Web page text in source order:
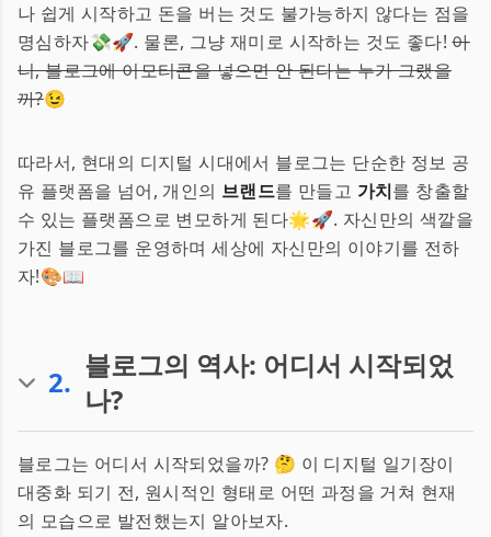
나 쉽게 시작하고 돈을 버는 것도 불가능하지 않다는 점을
명심하자💸🚀. 물론, 그냥 재미로 시작하는 것도 좋다!아
니, 블로그에 이모티콘을 넣으면 안 된다는 누가 그랬을
까?😉
따라서, 현대의 디지털 시대에서 블로그는 단순한 정보 공
유 플랫폼을 넘어, 개인의 브랜드를 만들고 가치를 창출할
수 있는 플랫폼으로 변모하게 된다🌟🚀. 자신만의 색깔을
가진 블로그를 운영하며 세상에 자신만의 이야기를 전하
자!🎨📖
2. 블로그의 역사: 어디서 시작되었
나?
블로그는 어디서 시작되었을까? 🤔 이 디지털 일기장이
대중화 되기 전, 원시적인 형태로 어떤 과정을 거쳐 현재
의 모습으로 발전했는지 알아보자.